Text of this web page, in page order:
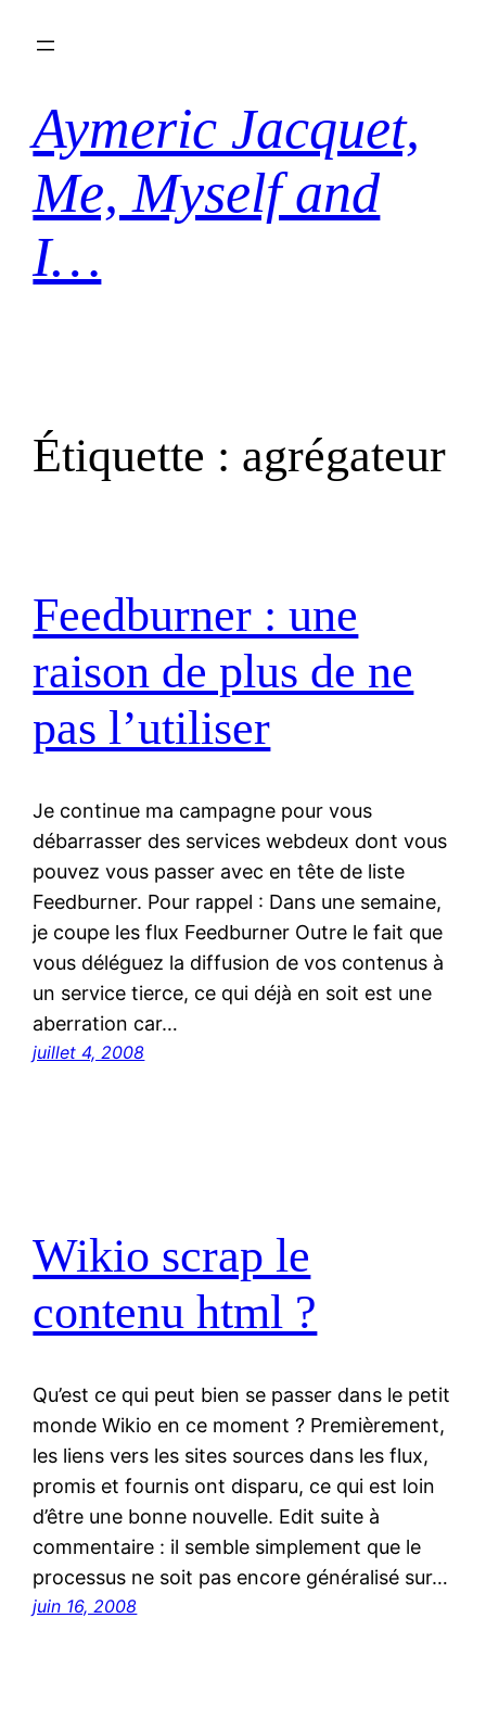
Aymeric Jacquet,
Me, Myself and
I…
Étiquette : agrégateur
Feedburner : une
raison de plus de ne
pas l’utiliser
Je continue ma campagne pour vous
débarrasser des services webdeux dont vous
pouvez vous passer avec en tête de liste
Feedburner. Pour rappel : Dans une semaine,
je coupe les flux Feedburner Outre le fait que
vous déléguez la diffusion de vos contenus à
un service tierce, ce qui déjà en soit est une
aberration car…
juillet 4, 2008
Wikio scrap le
contenu html ?
Qu’est ce qui peut bien se passer dans le petit
monde Wikio en ce moment ? Premièrement,
les liens vers les sites sources dans les flux,
promis et fournis ont disparu, ce qui est loin
d’être une bonne nouvelle. Edit suite à
commentaire : il semble simplement que le
processus ne soit pas encore généralisé sur…
juin 16, 2008